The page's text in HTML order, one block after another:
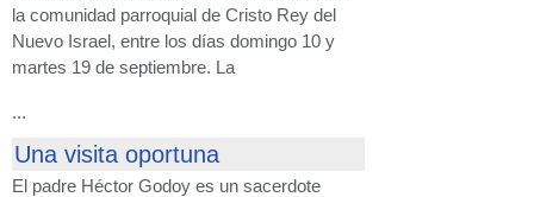
la comunidad parroquial de Cristo Rey del
Nuevo Israel, entre los días domingo 10 y
martes 19 de septiembre. La
...
Una visita oportuna
El padre Héctor Godoy es un sacerdote